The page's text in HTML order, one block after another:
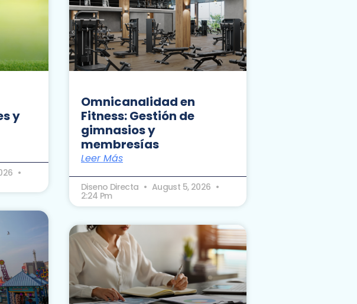
y
Omnicanalidad en
Fitness: Gestión de
gimnasios y
membresías
Leer Más
Diseno Directa August 5, 2026
2:24 Pm